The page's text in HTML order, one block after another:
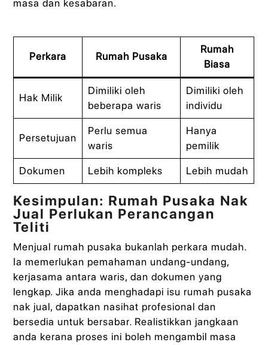
masa dan kesabaran.
Perkara Rumah Pusaka
Rumah
Biasa
Hak Milik
Dimiliki oleh
beberapa waris
Dimiliki oleh
individu
Persetujuan
Perlu semua
waris
Hanya
pemilik
Dokumen Lebih kompleks Lebih mudah
Kesimpulan: Rumah Pusaka Nak
Jual Perlukan Perancangan
Teliti
Menjual rumah pusaka bukanlah perkara mudah.
Ia memerlukan pemahaman undang-undang,
kerjasama antara waris, dan dokumen yang
lengkap. Jika anda menghadapi isu rumah pusaka
nak jual, dapatkan nasihat profesional dan
bersedia untuk bersabar. Realistikkan jangkaan
anda kerana proses ini boleh mengambil masa